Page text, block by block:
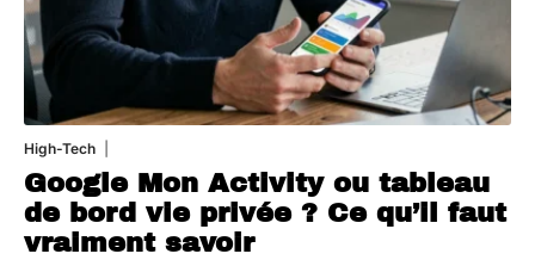
High-Tech
Google Mon Activity ou tableau
de bord vie privée ? Ce qu’il faut
vraiment savoir